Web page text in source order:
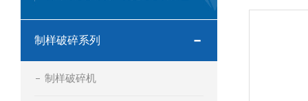
制样破碎系列
制样破碎机